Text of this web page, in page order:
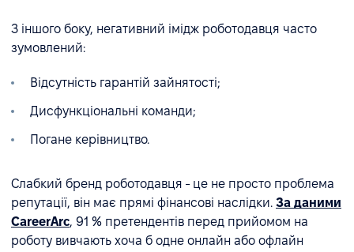
З іншого боку, негативний імідж роботодавця часто
зумовлений:
Відсутність гарантій зайнятості;
Дисфункціональні команди;
Погане керівництво.
Слабкий бренд роботодавця - це не просто проблема
репутації, він має прямі фінансові наслідки. За даними
CareerArc, 91 % претендентів перед прийомом на
роботу вивчають хоча б одне онлайн або офлайн